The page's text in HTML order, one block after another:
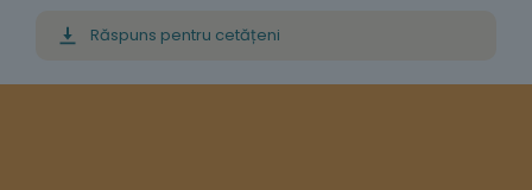
Răspuns pentru cetățeni